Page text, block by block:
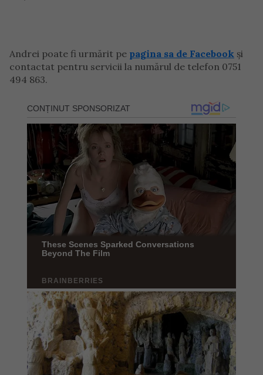
Andrei poate fi urmărit pe pagina sa de Facebook și
contactat pentru servicii la numărul de telefon 0751
494 863.